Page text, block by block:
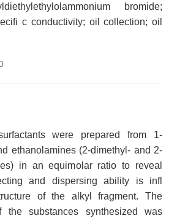
bromide;
c conductivity; oil collection; oil
were prepared from 1-
ethanolamines (2-dimethyl- and 2-
in an equimolar ratio to reveal
and dispersing ability is infl
of the alkyl fragment. The
the substances synthesized was